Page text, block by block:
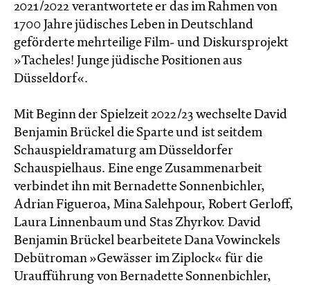
2021/2022 verantwortete er das im Rahmen von
1700 Jahre jüdisches Leben in Deutschland
geförderte mehrteilige Film- und Diskursprojekt
»Tacheles! Junge jüdische Positionen aus
Düsseldorf«.
Mit Beginn der Spielzeit 2022/23 wechselte David
Benjamin Brückel die Sparte und ist seitdem
Schauspieldramaturg am Düsseldorfer
Schauspielhaus. Eine enge Zusammenarbeit
verbindet ihn mit Bernadette Sonnenbichler,
Adrian Figueroa, Mina Salehpour, Robert Gerloff,
Laura Linnenbaum und Stas Zhyrkov. David
Benjamin Brückel bearbeitete Dana Vowinckels
Debütroman »Gewässer im Ziplock« für die
Uraufführung von Bernadette Sonnenbichler,